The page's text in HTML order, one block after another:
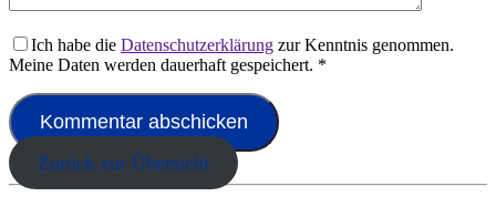
Ich habe die Datenschutzerklärung zur Kenntnis genommen.
Meine Daten werden dauerhaft gespeichert. *
Zurück zur Übersicht